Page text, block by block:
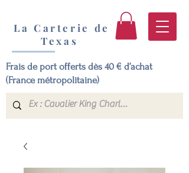
La Carterie de
Texas
Frais de port offerts dès 40 € d’achat
(France métropolitaine)